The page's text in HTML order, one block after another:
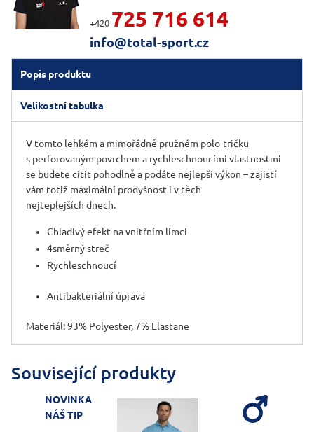
+420 725 716 614
info@total-sport.cz
Popis produktu
Velikostní tabulka
V tomto lehkém a mimořádně pružném polo-tričku
s perforovaným povrchem a rychleschnoucími vlastnostmi
se budete cítit pohodlně a podáte nejlepší výkon – zajistí
vám totiž maximální prodyšnost i v těch
nejteplejších dnech.
Chladivý efekt na vnitřním límci
4směrný streč
Rychleschnoucí
Antibakteriální úprava
Materiál: 93% Polyester, 7% Elastane
Související produkty
NOVINKA
NÁŠ TIP